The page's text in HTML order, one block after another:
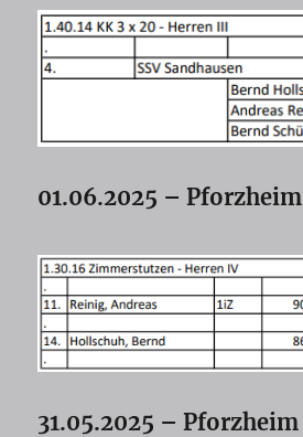
01.06.2025 – Pforzheim
31.05.2025 – Pforzheim